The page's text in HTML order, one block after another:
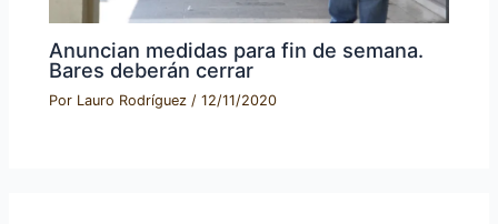
Anuncian medidas para fin de semana.
Bares deberán cerrar
Por Lauro Rodríguez /12/11/2020